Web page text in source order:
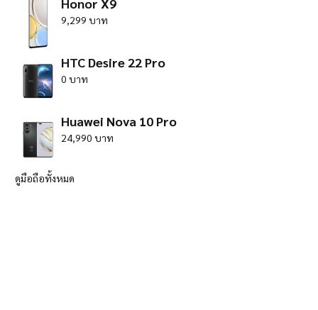
9,299 บาท
HTC Desire 22 Pro
0 บาท
Huawei Nova 10 Pro
24,990 บาท
ดูมือถือทั้งหมด